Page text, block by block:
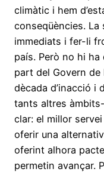
climàtic i hem
conseqüències. La
immediats i fer-li
país. Però no hi
part del Govern de
dècada d’inacció i
tants altres
clar: el millor
oferir una
oferint alhora
permetin avançar.